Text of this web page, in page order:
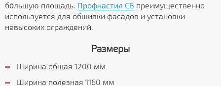
бо́льшую площадь. Профнастил C8 преимущественно
используется для обшивки фасадов и установки
невысоких ограждений.
Размеры
Ширина общая 1200 мм
Ширина полезная 1160 мм